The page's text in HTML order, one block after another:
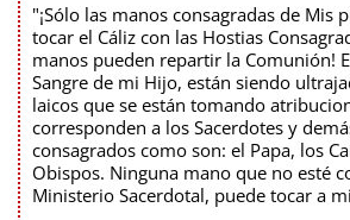
"¡Sólo las manos consagradas de Mis
tocar el Cáliz con las Hostias
manos pueden repartir la Comunión!
Sangre de mi Hijo, están siendo
laicos que se están tomando
corresponden a los Sacerdotes y
consagrados como son: el Papa, los
Obispos. Ninguna mano que no esté
Ministerio Sacerdotal, puede tocar a